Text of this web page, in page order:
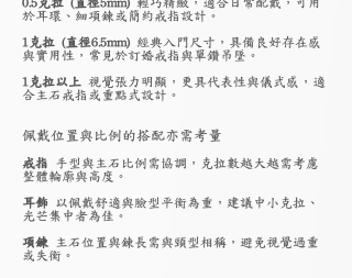
於耳環、細項鍊或簡約戒指設計。
1克拉 (直徑6.5mm) 經典入門尺寸，具備良好存在感
與實用性，常見於訂婚戒指與單鑽吊墜。
1克拉以上 視覺張力明顯，更具代表性與儀式感，適
合主石戒指或重點式設計。
佩戴位置與比例的搭配亦需考量
戒指 手型與主石比例需協調，克拉數越大越需考慮
整體輪廓與高度。
耳飾 以佩戴舒適與臉型平衡為重，建議中小克拉、
光芒集中者為佳。
項鍊 主石位置與鍊長需與頸型相稱，避免視覺過重
或失衡。